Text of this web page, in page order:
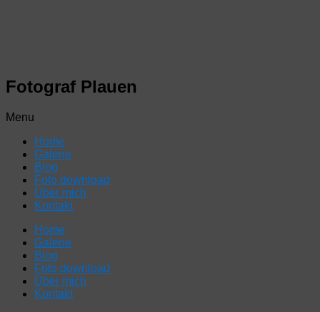
Fotograf Plauen
Menu
Home
Galerie
Blog
Foto download
Über mich
Kontakt
Home
Galerie
Blog
Foto download
Über mich
Kontakt